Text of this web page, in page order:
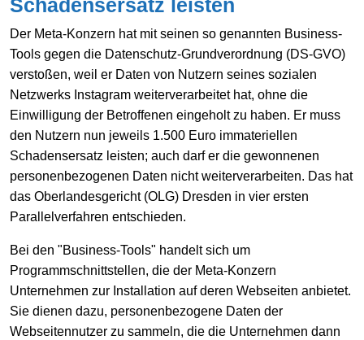
Schadensersatz leisten
Der Meta-Konzern hat mit seinen so genannten Business-
Tools gegen die Datenschutz-Grundverordnung (DS-GVO)
verstoßen, weil er Daten von Nutzern seines sozialen
Netzwerks Instagram weiterverarbeitet hat, ohne die
Einwilligung der Betroffenen eingeholt zu haben. Er muss
den Nutzern nun jeweils 1.500 Euro immateriellen
Schadensersatz leisten; auch darf er die gewonnenen
personenbezogenen Daten nicht weiterverarbeiten. Das hat
das Oberlandesgericht (OLG) Dresden in vier ersten
Parallelverfahren entschieden.
Bei den "Business-Tools" handelt sich um
Programmschnittstellen, die der Meta-Konzern
Unternehmen zur Installation auf deren Webseiten anbietet.
Sie dienen dazu, personenbezogene Daten der
Webseitennutzer zu sammeln, die die Unternehmen dann